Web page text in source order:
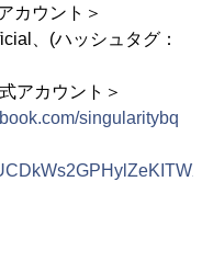
ウント＞
ッシュタグ：
ント＞
singularitybq